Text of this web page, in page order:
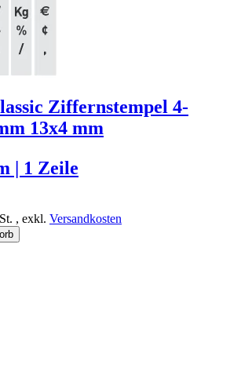
Ziffernstempel 4-
13x4 mm
| 1 Zeile
, exkl. Versandkosten